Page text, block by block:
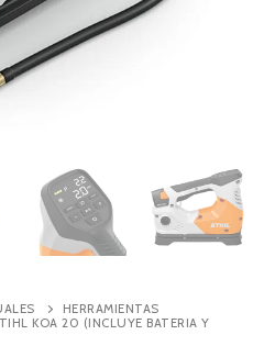
HERRAMIENTAS
KOA 20 (INCLUYE BATERIA Y